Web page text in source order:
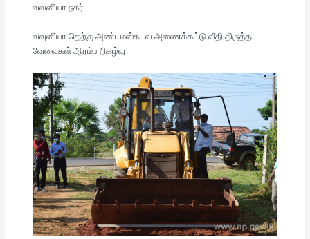
வவனியா நகர்
வவுனியா தெற்கு அண்டமஸ்கடவ அணைக்கட்டு வீதி திருத்த
வேலைகள் ஆரம்ப நிகழ்வு